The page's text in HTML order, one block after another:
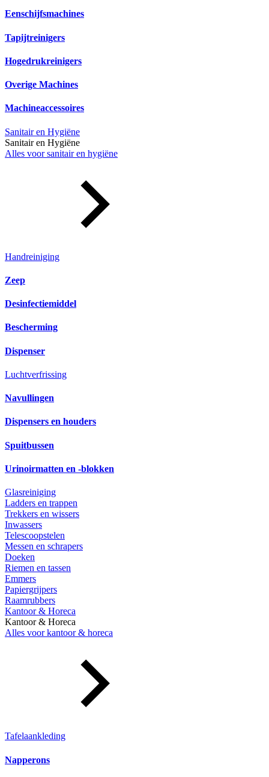
Eenschijfsmachines
Tapijtreinigers
Hogedrukreinigers
Overige Machines
Machineaccessoires
Sanitair en Hygiëne
Sanitair en Hygiëne
Alles voor sanitair en hygiëne
Handreiniging
Zeep
Desinfectiemiddel
Bescherming
Dispenser
Luchtverfrissing
Navullingen
Dispensers en houders
Spuitbussen
Urinoirmatten en -blokken
Glasreiniging
Ladders en trappen
Trekkers en wissers
Inwassers
Telescoopstelen
Messen en schrapers
Doeken
Riemen en tassen
Emmers
Papiergrijpers
Raamrubbers
Kantoor & Horeca
Kantoor & Horeca
Alles voor kantoor & horeca
Tafelaankleding
Napperons